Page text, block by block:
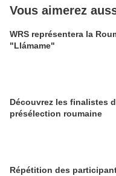
Vous aimerez
WRS représentera la
"Llámame"
Découvrez les finalistes
présélection roumaine
Répétition des